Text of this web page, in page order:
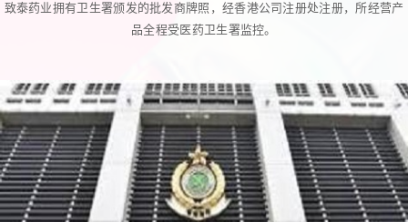
致泰药业拥有卫生署颁发的批发商牌照，经香港公司注册处注册，所经营产
品全程受医药卫生署监控。